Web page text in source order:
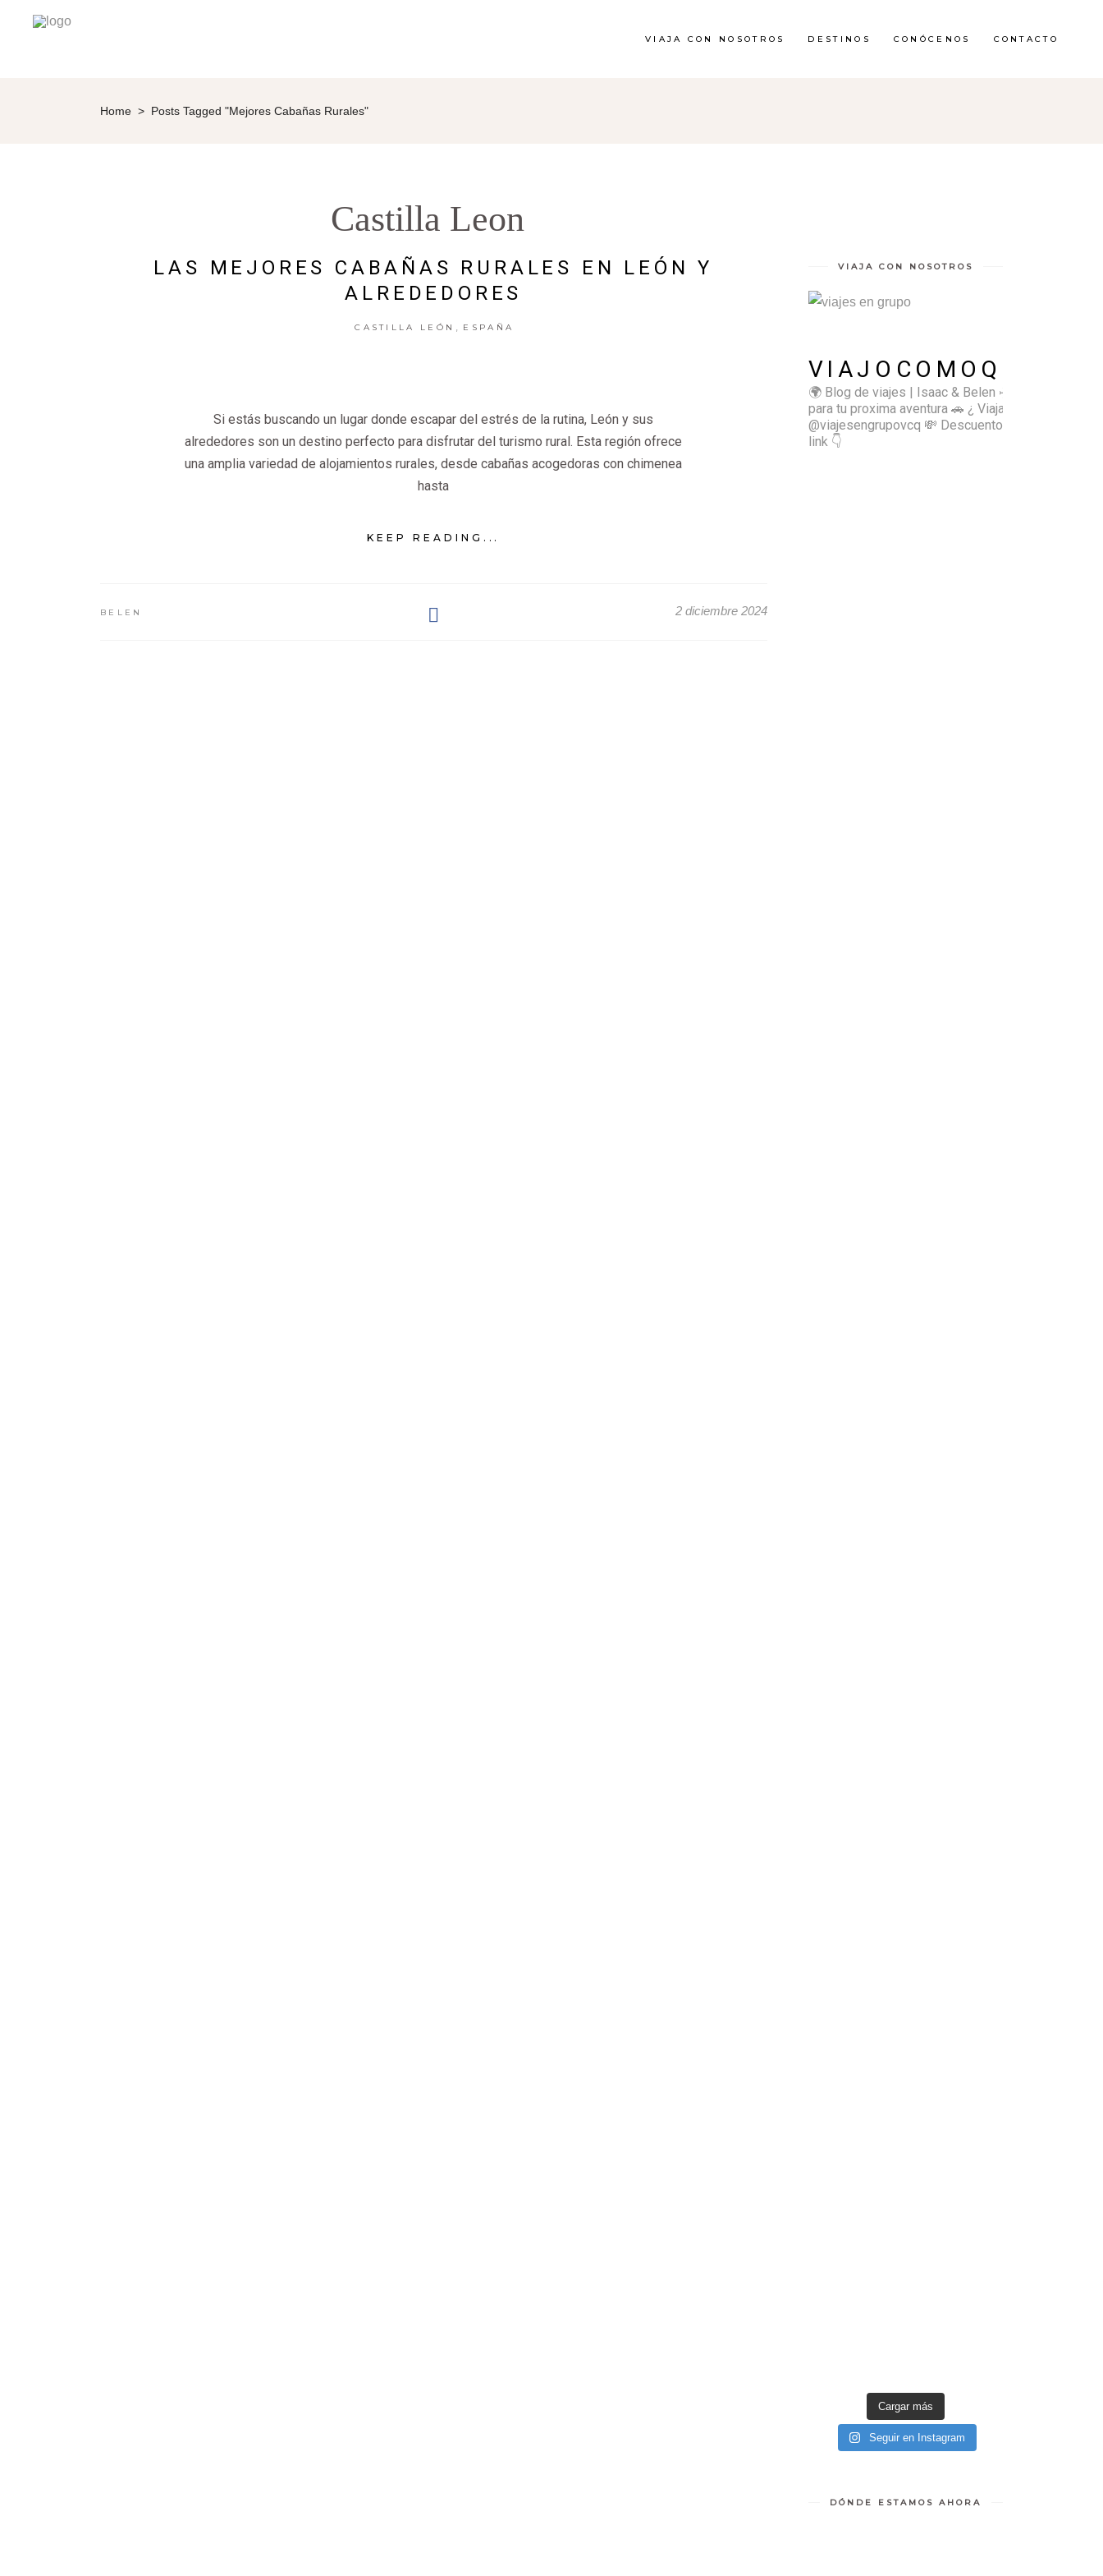
VIAJA CON NOSOTROS DESTINOS CONÓCENOS CONTACTO
Home > Posts Tagged "mejores Cabañas Rurales"
Castilla Leon
LAS MEJORES CABAÑAS RURALES EN LEÓN Y
ALREDEDORES
CASTILLA LEÓN ESPAÑA
Si estás buscando un lugar donde escapar del estrés de la rutina, León y sus
alrededores son un destino perfecto para disfrutar del turismo rural. Esta región ofrece
una amplia variedad de alojamientos rurales, desde cabañas acogedoras con chimenea
hasta
KEEP READING...
BELEN 2 diciembre 2024
VIAJA CON NOSOTROS
VIAJOCOMOQUIERO
🌍 Blog de viajes | Isaac & Belen ✈️ Inspírate
para tu proxima aventura 🚗 ¿ Viajas sol@? 👉🏻
@viajesengrupovcq 💸 Descuentos y tips en el
link 👇
Cargar más
Seguir en Instagram
DÓNDE ESTAMOS AHORA